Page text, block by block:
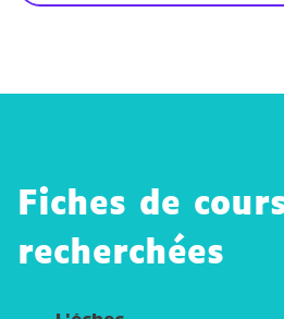
Fiches de
recherchées